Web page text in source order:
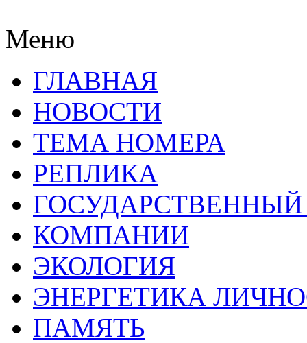
Меню
ГЛАВНАЯ
НОВОСТИ
ТЕМА НОМЕРА
РЕПЛИКА
КОМПАНИИ
ЭКОЛОГИЯ
ЭНЕРГЕТИКА
ПАМЯТЬ